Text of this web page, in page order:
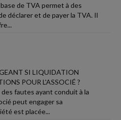
de TVA permet à des
déclarer et de payer la TVA. Il
SI LIQUIDATION
POUR L'ASSOCIÉ ?
fautes ayant conduit à la
peut engager sa
est placée...